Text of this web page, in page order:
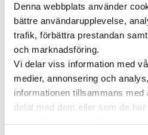
Denna webbplats använder
bättre användarupplevelse,
trafik, förbättra prestandan
och marknadsföring.
Vi delar viss information med
medier, annonsering och
informationen tillsammans med
delat med dem eller som de
Sportlovskul med Lilla
Välkommen lördag 7 februari
ditt barn en gympapåse i
medlem i Lilla Elins…
Tidigare event
Cervera öppnar på
Under våren 2026 välkomnar